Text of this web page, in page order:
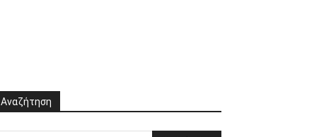
Αναζήτηση